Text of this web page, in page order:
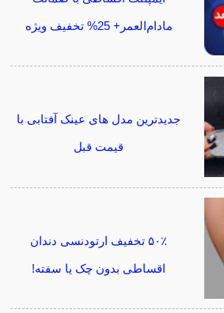
مادام‌العمر+ 25% تخفیف ویژه
جدیدترین مدل های عینک آفتابی با
قیمت قبل
۵۰٪ تخفیف ارتودنسی دندان
اقساطی بدون چک یا سفته!